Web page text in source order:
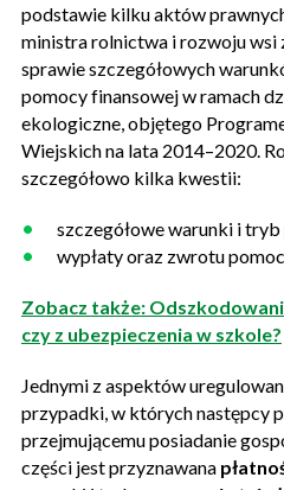
podstawie kilku aktów
ministra rolnictwa i rozwoju wsi
sprawie szczegółowych
pomocy finansowej w ramach
ekologiczne, objętego
Wiejskich na lata 2014–2020.
szczegółowo kilka kwestii:
szczegółowe warunki i tryb
wypłaty oraz zwrotu
Zobacz także:
czy z ubezpieczenia w szkole?
Jednymi z aspektów
przypadki, w których następcy
przejmującemu posiadanie
części jest przyznawana